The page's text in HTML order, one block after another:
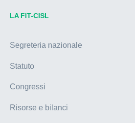
LA FIT-CISL
Segreteria nazionale
Statuto
Congressi
Risorse e bilanci